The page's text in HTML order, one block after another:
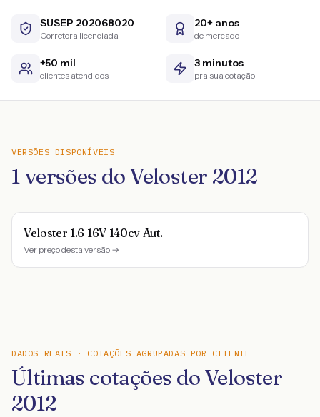
SUSEP 202068020
Corretora licenciada
20+ anos
de mercado
+50 mil
clientes atendidos
3 minutos
pra sua cotação
VERSÕES DISPONÍVEIS
1versões doVeloster 2012
Veloster 1.6 16V 140cv Aut.
Ver preço desta versão →
DADOS REAIS · COTAÇÕES AGRUPADAS POR CLIENTE
Últimas cotações do Veloster
2012